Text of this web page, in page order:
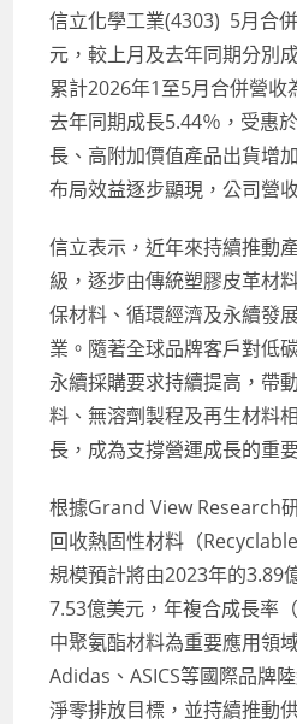
信立化學工業(4303) 5月合
元，較上月及去年同期分別
累計2026年1至5月合併營收
去年同期成長5.44％，受惠
長、高附加價值產品出貨增
布局效益逐步顯現，公司營
信立表示，近年來持續推動
級，逐步由傳統塑膠皮革材
保材料、循環經濟及永續發
業。隨著全球品牌客戶對低
永續採購要求持續提高，帶
料、無溶劑製程及再生材料
長，成為支撐營運成長的重
根據Grand View Research
回收熱固性材料（
規模預計將由2023年的3.89
7.53億美元，年複合成長率
中聚氨酯材料為重要應用領
Adidas、ASICS等國際品牌
淨零排放目標，並持續推動